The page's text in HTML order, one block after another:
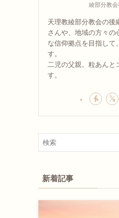
綾部分教
天理教綾部分教会の後
さんや、地域の方々の
な信仰拠点を目指して
す。
二児の父親。粒あんと
す。
新着記事